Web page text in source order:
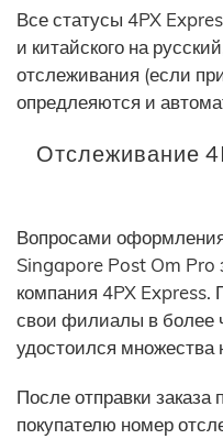
Все статусы 4PX
и китайского на
отслеживания (если
опредлеяются и
Отслеживание
Вопросами
Singapore Post Om Pro
компания 4PX Express.
свои филиалы в более
удостоился множества
После отправки заказа
покупателю номер